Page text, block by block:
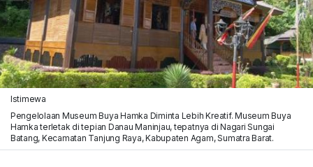
Istimewa
Pengelolaan Museum Buya Hamka Diminta Lebih Kreatif. Museum Buya
Hamka terletak di tepian Danau Maninjau, tepatnya di Nagari Sungai
Batang, Kecamatan Tanjung Raya, Kabupaten Agam, Sumatra Barat.